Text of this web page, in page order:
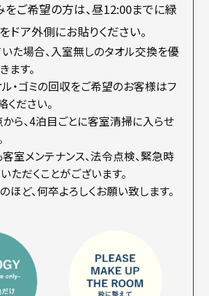
ご希望の方は、昼12:00までに緑
ドア外側にお貼りください。
た場合、入室無しのタオル交換を優
ます。
・ゴミの回収をご希望のお客様はフ
ください。
ら、4泊目ごとに客室清掃に入らせ
室メンテナンス、法令点検、緊急時
ただくことがございます。
ほど、何卒よろしくお願い致します。